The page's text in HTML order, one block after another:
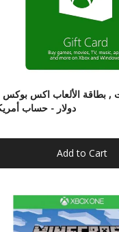
دولار - حساب
Add to Cart